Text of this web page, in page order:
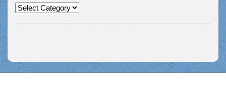
श्रॆणि